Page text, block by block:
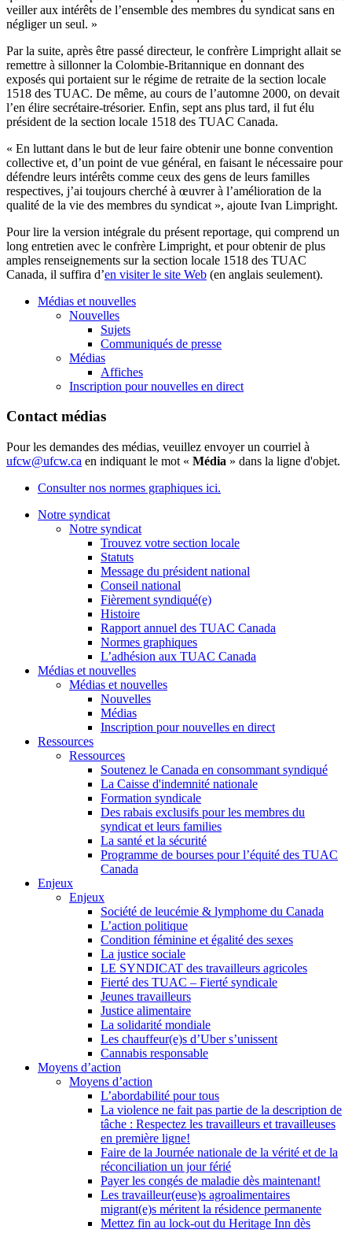
veiller aux intérêts de l’ensemble des membres du syndicat sans en
négliger un seul. »
Par la suite, après être passé directeur, le confrère Limpright allait se
remettre à sillonner la Colombie-Britannique en donnant des
exposés qui portaient sur le régime de retraite de la section locale
1518 des TUAC. De même, au cours de l’automne 2000, on devait
l’en élire secrétaire-trésorier. Enfin, sept ans plus tard, il fut élu
président de la section locale 1518 des TUAC Canada.
« En luttant dans le but de leur faire obtenir une bonne convention
collective et, d’un point de vue général, en faisant le nécessaire pour
défendre leurs intérêts comme ceux des gens de leurs familles
respectives, j’ai toujours cherché à œuvrer à l’amélioration de la
qualité de la vie des membres du syndicat », ajoute Ivan Limpright.
Pour lire la version intégrale du présent reportage, qui comprend un
long entretien avec le confrère Limpright, et pour obtenir de plus
amples renseignements sur la section locale 1518 des TUAC
Canada, il suffira d’en visiter le site Web (en anglais seulement).
Médias et nouvelles
Nouvelles
Sujets
Communiqués de presse
Médias
Affiches
Inscription pour nouvelles en direct
Contact médias
Pour les demandes des médias, veuillez envoyer un courriel à
ufcw@ufcw.ca en indiquant le mot « Média » dans la ligne d'objet.
Consulter nos normes graphiques ici.
Notre syndicat
Notre syndicat
Trouvez votre section locale
Statuts
Message du président national
Conseil national
Fièrement syndiqué(e)
Histoire
Rapport annuel des TUAC Canada
Normes graphiques
L’adhésion aux TUAC Canada
Médias et nouvelles
Médias et nouvelles
Nouvelles
Médias
Inscription pour nouvelles en direct
Ressources
Ressources
Soutenez le Canada en consommant syndiqué
La Caisse d'indemnité nationale
Formation syndicale
Des rabais exclusifs pour les membres du
syndicat et leurs families
La santé et la sécurité
Programme de bourses pour l’équité des TUAC
Canada
Enjeux
Enjeux
Société de leucémie & lymphome du Canada
L’action politique
Condition féminine et égalité des sexes
La justice sociale
LE SYNDICAT des travailleurs agricoles
Fierté des TUAC – Fierté syndicale
Jeunes travailleurs
Justice alimentaire
La solidarité mondiale
Les chauffeur(e)s d’Uber s’unissent
Cannabis responsable
Moyens d’action
Moyens d’action
L’abordabilité pour tous
La violence ne fait pas partie de la description de
tâche : Respectez les travailleurs et travailleuses
en première ligne!
Faire de la Journée nationale de la vérité et de la
réconciliation un jour férié
Payer les congés de maladie dès maintenant!
Les travailleur(euse)s agroalimentaires
migrant(e)s méritent la résidence permanente
Mettez fin au lock-out du Heritage Inn dès